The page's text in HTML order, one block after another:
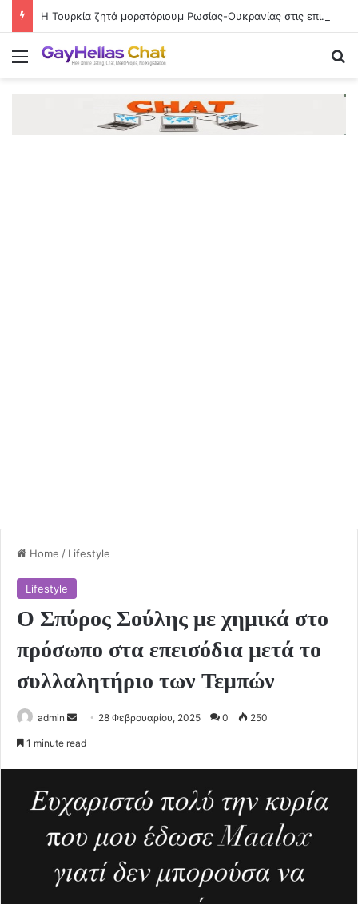
Η Τουρκία ζητά μορατόριουμ Ρωσίας-Ουκρανίας στις επιθέσεις κατά εμπορικών πλοίων
Menu
Home / Lifestyle
Lifestyle
Ο Σπύρος Σούλης με χημικά στο
πρόσωπο στα επεισόδια μετά το
συλλαλητήριο των Τεμπών
admin
Send 28 Φεβρουαρίου, 2025 0 250
1 minute read